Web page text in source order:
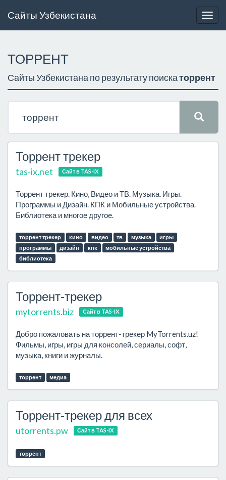
Сайты Узбекистана
ТОРРЕНТ
Сайты Узбекистана по результату поискаторрент
Торрент трекер
tas-ix.net Сайт в TAS-IX
Торрент трекер. Кино, Видео и ТВ. Музыка. Игры.
Программы и Дизайн. КПК и Мобильные устройства.
Библиотека и многое другое.
торрент трекер кино видео тв музыка
игры
программы
дизайн кпк
мобильные устройства
библиотека
Торрент-трекер
mytorrents.biz Сайт в TAS-IX
Добро пожаловать на торрент-трекер MyTorrents.uz!
Фильмы, игры, игры для консолей, сериалы, софт,
музыка, книги и журналы.
торрент медиа
Торрент-трекер для всех
utorrents.pw Сайт в TAS-IX
торрент